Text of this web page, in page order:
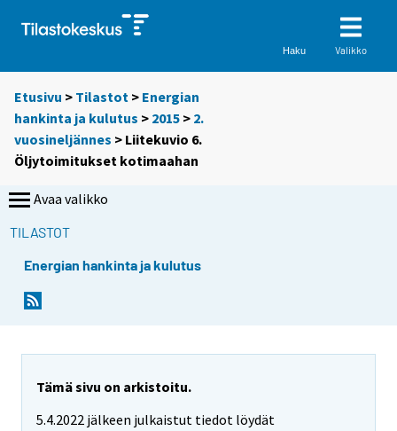
Haku Valikko
Etusivu > Tilastot > Energian
hankinta ja kulutus > 2015 > 2.
vuosineljännes > Liitekuvio 6.
Öljytoimitukset kotimaahan
Avaa valikko
TILASTOT
Energian hankinta ja kulutus
Tämä sivu on arkistoitu.
5.4.2022 jälkeen julkaistut tiedot löydät